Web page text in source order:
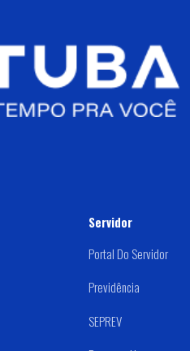
Servidor
Portal Do Servidor
Previdência
SEPREV